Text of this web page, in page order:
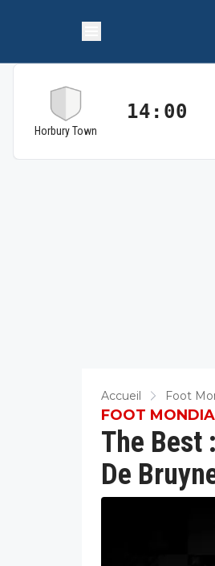
Horbury Town
14:00
Accueil Foot
The Best
De
FOOT